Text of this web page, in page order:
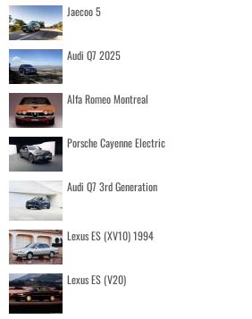
Jaecoo 5
Audi Q7 2025
Alfa Romeo Montreal
Porsche Cayenne Electric
Audi Q7 3rd Generation
Lexus ES (XV10) 1994
Lexus ES (V20)